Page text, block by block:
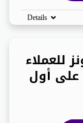
Details
للعملاء
على أول